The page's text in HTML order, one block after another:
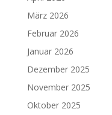
März 2026
Februar 2026
Januar 2026
Dezember 2025
November 2025
Oktober 2025